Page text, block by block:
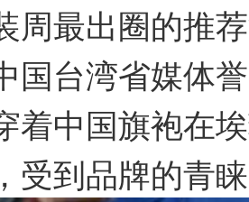
周最出圈的推
国台湾省媒体
着中国旗袍在
受到品牌的青